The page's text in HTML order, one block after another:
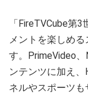
「FireTVCube第
メントを楽しめ
す。PrimeVideo
ンテンツに加え
ネルやスポーツも